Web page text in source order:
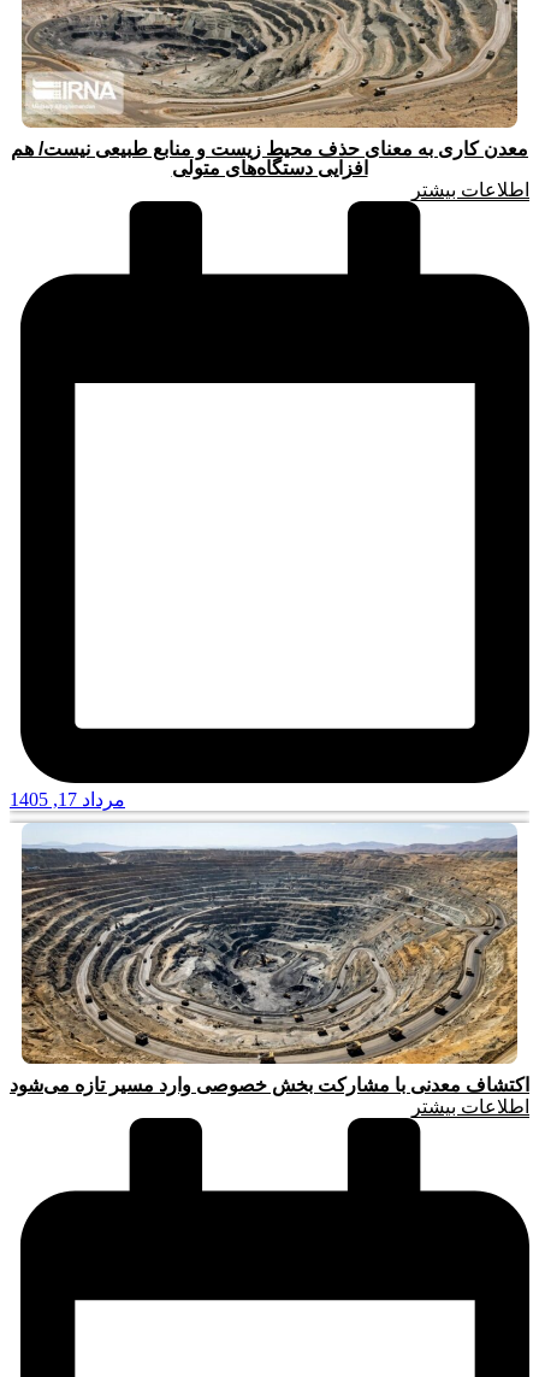
معدن کاری به معنای حذف محیط زیست و منابع طبیعی نیست/ هم
افزایی دستگاه‌های متولی
اطلاعات بیشتر
مرداد 17, 1405
اکتشاف معدنی با مشارکت بخش خصوصی وارد مسیر تازه می‌شود
اطلاعات بیشتر